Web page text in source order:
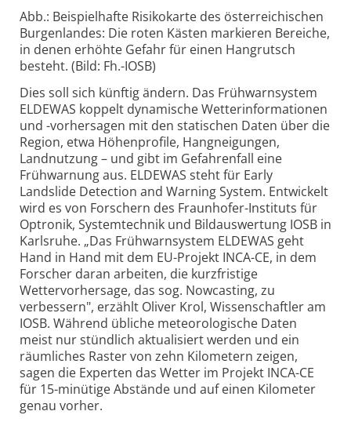
Abb.: Beispielhafte Risikokarte des österreichischen
Burgenlandes: Die roten Kästen markieren Bereiche,
in denen erhöhte Gefahr für einen Hangrutsch
besteht. (Bild: Fh.-IOSB)
Dies soll sich künftig ändern. Das Frühwarnsystem
ELDEWAS koppelt dynamische Wetterinformationen
und -vorhersagen mit den statischen Daten über die
Region, etwa Höhenprofile, Hangneigungen,
Landnutzung – und gibt im Gefahrenfall eine
Frühwarnung aus. ELDEWAS steht für Early
Landslide Detection and Warning System. Entwickelt
wird es von Forschern des Fraunhofer-Instituts für
Optronik, Systemtechnik und Bildauswertung IOSB in
Karlsruhe. „Das Frühwarnsystem ELDEWAS geht
Hand in Hand mit dem EU-Projekt INCA-CE, in dem
Forscher daran arbeiten, die kurzfristige
Wettervorhersage, das sog. Nowcasting, zu
verbessern", erzählt Oliver Krol, Wissenschaftler am
IOSB. Während übliche meteorologische Daten
meist nur stündlich aktualisiert werden und ein
räumliches Raster von zehn Kilometern zeigen,
sagen die Experten das Wetter im Projekt INCA-CE
für 15-minütige Abstände und auf einen Kilometer
genau vorher.